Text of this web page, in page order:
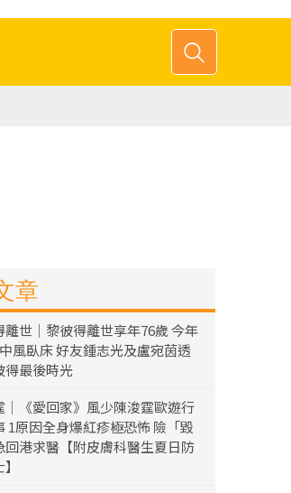
章
離世｜黎彼得離世享年76歲 今年
風臥床 好友鍾志光及盧宛茵透
得最後時光
｜《愛回家》風少陳浚霆歐遊行
1原因全身爆紅疹極恐怖 險「毀
回港求醫【附皮膚科醫生夏日防